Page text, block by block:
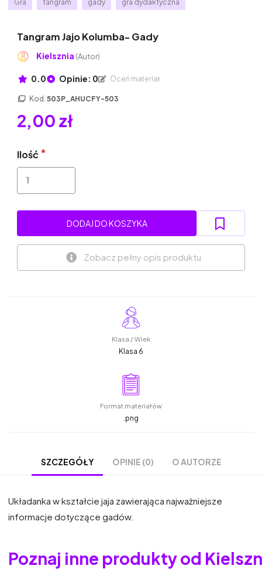
Gra tangram gady gra dydaktyczna
Tangram Jajo Kolumba- Gady
Kielsznia (Autor)
0.0 Opinie: 0 Oceń materiał
Kod: 503P_AHUCFY-503
2,00 zł
Ilość
DODAJ DO KOSZYKA
Zobacz pełny opis produktu
Klasa / Wiek
Klasa 6
Format materiałów
.png
SZCZEGÓŁY OPINIE (0) O AUTORZE
Układanka w kształcie jaja zawierająca najważniejsze
informacje dotyczące gadów.
Poznaj inne produkty od